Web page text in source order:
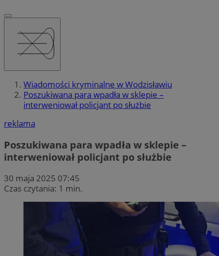
Wiadomości kryminalne w Wodzisławiu
Poszukiwana para wpadła w sklepie –
interweniował policjant po służbie
reklama
Poszukiwana para wpadła w sklepie –
interweniował policjant po służbie
30 maja 2025 07:45
Czas czytania: 1 min.